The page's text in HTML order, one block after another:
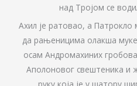
над Тројом се
Ахил је ратовао, а
да рањеницима олакша
осам Андромахиних
Аполоновог свештеника и